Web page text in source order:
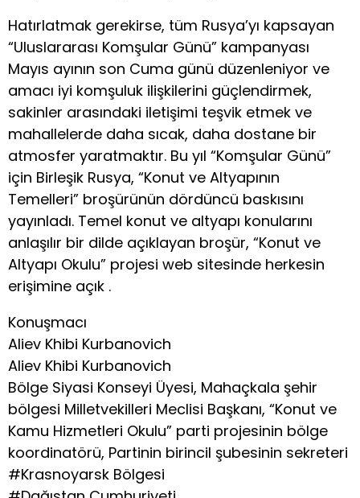
Hatırlatmak gerekirse, tüm Rusya’yı kapsayan
“Uluslararası Komşular Günü” kampanyası
Mayıs ayının son Cuma günü düzenleniyor ve
amacı iyi komşuluk ilişkilerini güçlendirmek,
sakinler arasındaki iletişimi teşvik etmek ve
mahallelerde daha sıcak, daha dostane bir
atmosfer yaratmaktır. Bu yıl “Komşular Günü”
için Birleşik Rusya, “Konut ve Altyapının
Temelleri” broşürünün dördüncü baskısını
yayınladı. Temel konut ve altyapı konularını
anlaşılır bir dilde açıklayan broşür, “Konut ve
Altyapı Okulu” projesi web sitesinde herkesin
erişimine açık .
Konuşmacı
Aliev Khibi Kurbanovich
Aliev Khibi Kurbanovich
Bölge Siyasi Konseyi Üyesi, Mahaçkala şehir
bölgesi Milletvekilleri Meclisi Başkanı, “Konut ve
Kamu Hizmetleri Okulu” parti projesinin bölge
koordinatörü, Partinin birincil şubesinin sekreteri
#Krasnoyarsk Bölgesi